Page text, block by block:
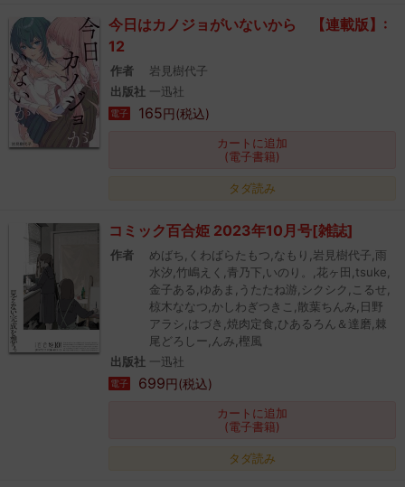
今日はカノジョがいないから 【連載版】:
12
作者
岩見樹代子
出版社
一迅社
電子 165円(税込)
カートに追加
(電子書籍)
タダ読み
コミック百合姫 2023年10月号[雑誌]
作者
めばち,くわばらたもつ,なもり,岩見樹代子,雨
水汐,竹嶋えく,青乃下,いのり。,花ヶ田,tsuke,
金子ある,ゆあま,うたたね游,シクシク,こるせ,
椋木ななつ,かしわぎつきこ,散葉ちんみ,日野
アラシ,はづき,焼肉定食,ひあるろん＆達磨,棘
尾どろしー,んみ,樫風
出版社
一迅社
電子 699円(税込)
カートに追加
(電子書籍)
タダ読み